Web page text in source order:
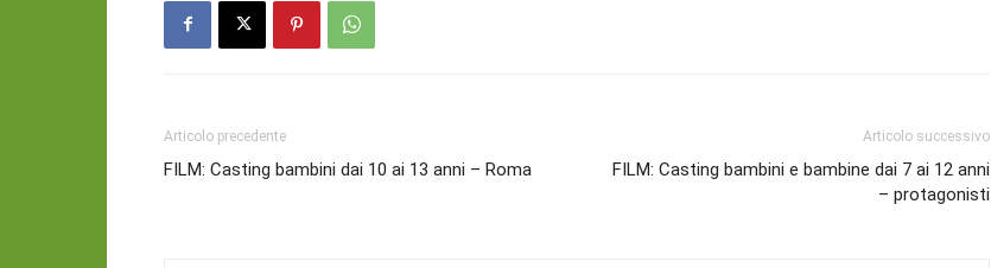
Articolo precedente
FILM: Casting bambini dai 10 ai 13 anni – Roma
Articolo successivo
FILM: Casting bambini e bambine dai 7 ai 12 anni
– protagonisti